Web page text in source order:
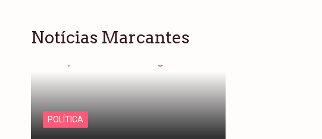
Notícias Marcantes
POLÍTICA